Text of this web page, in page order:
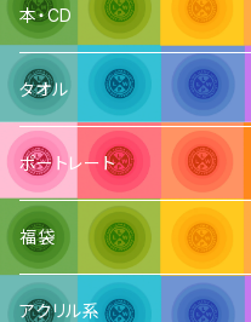
本・CD
タオル
ポートレート
福袋
アクリル系